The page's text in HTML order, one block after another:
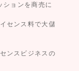
ョンを商売に
センス料で大儲
ンスビジネスの